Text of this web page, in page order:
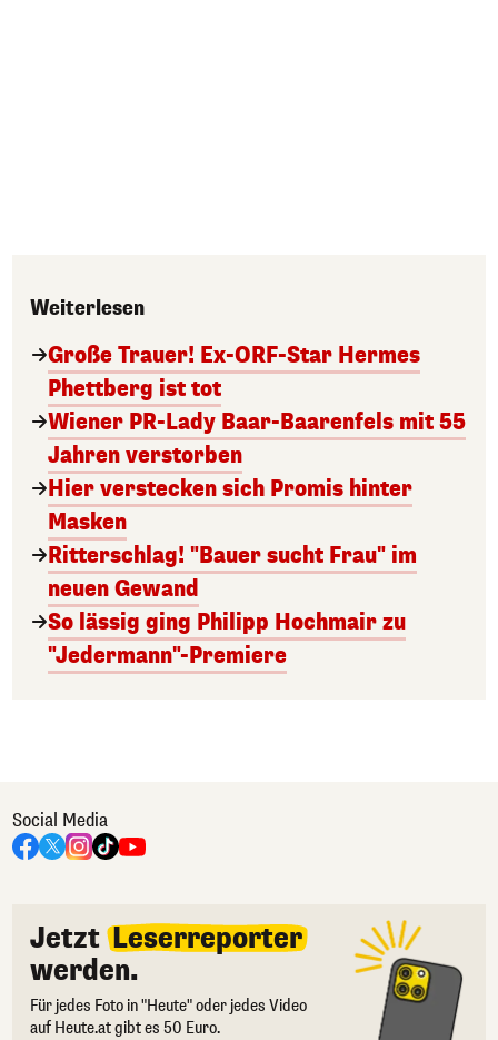
Weiterlesen
Große Trauer! Ex-ORF-Star Hermes
Phettberg ist tot
Wiener PR-Lady Baar-Baarenfels mit 55
Jahren verstorben
Hier verstecken sich Promis hinter
Masken
Ritterschlag! "Bauer sucht Frau" im
neuen Gewand
So lässig ging Philipp Hochmair zu
"Jedermann"-Premiere
Social Media
Jetzt Leserreporter
werden.
Für jedes Foto in "Heute" oder jedes Video
auf Heute.at gibt es 50 Euro.